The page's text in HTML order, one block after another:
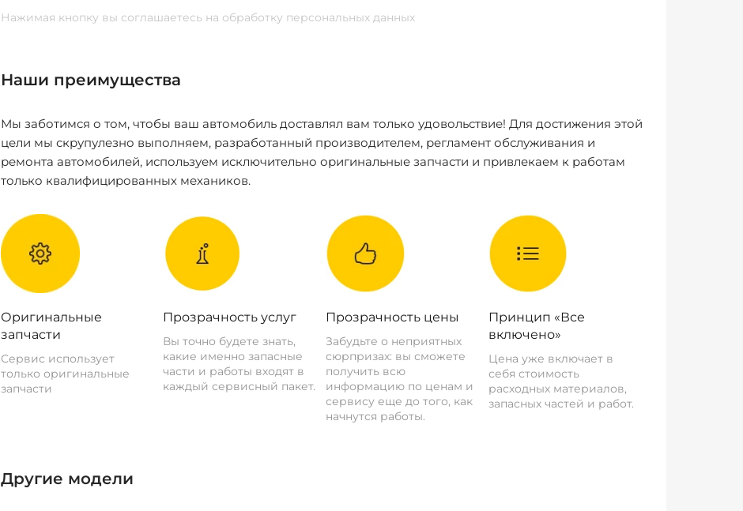
Нажимая кнопку вы соглашаетесь на обработку персональных данных
Наши преимущества
Мы заботимся о том, чтобы ваш автомобиль доставлял вам только удовольствие! Для достижения этой
цели мы скрупулезно выполняем, разработанный производителем, регламент обслуживания и
ремонта автомобилей, используем исключительно оригинальные запчасти и привлекаем к работам
только квалифицированных механиков.
Оригинальные
запчасти
Сервис использует
только оригинальные
запчасти
Прозрачность услуг
Вы точно будете знать,
какие именно запасные
части и работы входят в
каждый сервисный пакет.
Прозрачность цены
Забудьте о неприятных
сюрпризах: вы сможете
получить всю
информацию по ценам и
сервису еще до того, как
начнутся работы.
Принцип «Все
включено»
Цена уже включает в
себя стоимость
расходных материалов,
запасных частей и работ.
Другие модели